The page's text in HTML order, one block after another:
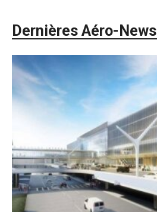
Dernières Aéro-News